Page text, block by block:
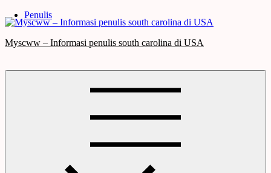
to
Myscww – Informasi penulis south carolina di USA
Penulis